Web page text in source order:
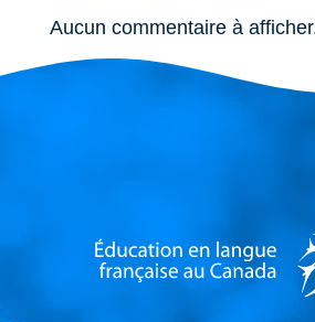
Aucun commentaire à